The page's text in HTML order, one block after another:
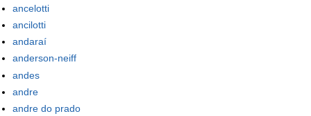
ancelotti
ancilotti
andaraí
anderson-neiff
andes
andre
andre do prado